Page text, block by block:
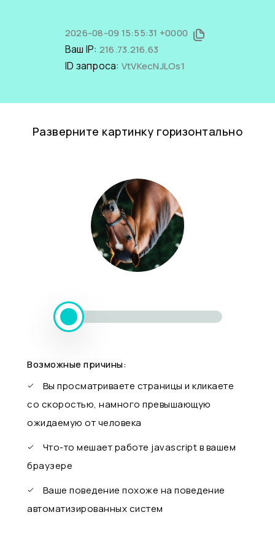
2026-08-09 15:55:31 +0000
Ваш IP: 216.73.216.63
ID запроса: VtVKecNJLOs1
Разверните картинку горизонтально
Возможные причины:
Вы просматриваете страницы и кликаете
со скоростью, намного превышающую
ожидаемую от человека
Что-то мешает работе javascript в вашем
браузере
Ваше поведение похоже на поведение
автоматизированных систем